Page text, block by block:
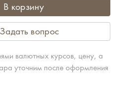
В корзину
Задать вопрос
валютных курсов, цену, а
уточним после оформления